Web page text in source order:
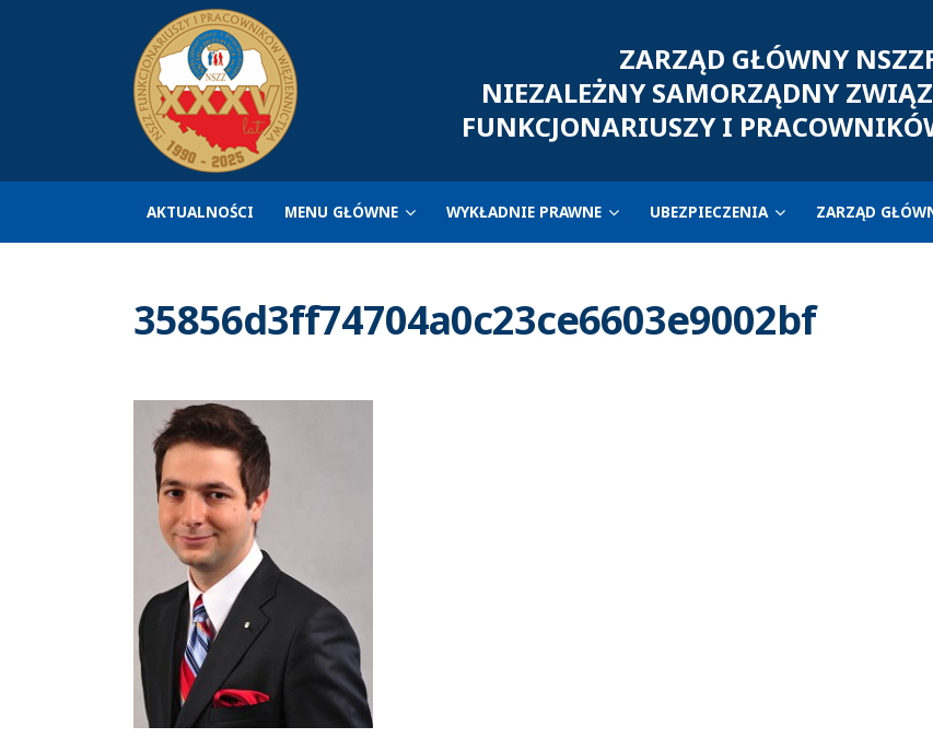
ZARZĄD GŁÓWNY
NIEZALEŻNY SAMORZĄDNY
FUNKCJONARIUSZY I
AKTUALNOŚCI MENU GŁÓWNE WYKŁADNIE PRAWNE UBEZPIECZENIA ZARZĄD
35856d3ff74704a0c23ce6603e9002bf